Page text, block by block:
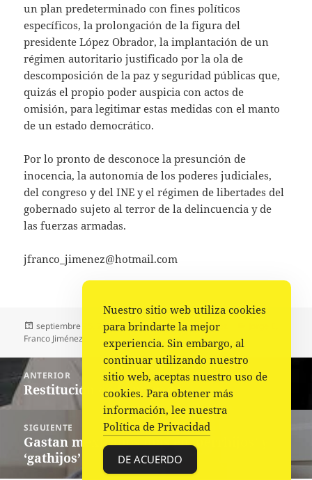
un plan predeterminado con fines políticos
específicos, la prolongación de la figura del
presidente López Obrador, la implantación de un
régimen autoritario justificado por la ola de
descomposición de la paz y seguridad públicas que,
quizás el propio poder auspicia con actos de
omisión, para legitimar estas medidas con el manto
de un estado democrático.
Por lo pronto de desconoce la presunción de
inocencia, la autonomía de los poderes judiciales,
del congreso y del INE y el régimen de libertades del
gobernado sujeto al terror de la delincuencia y de
las fuerzas armadas.
jfranco_jimenez@hotmail.com
Publicado
el
septiembre 25, 2022 Autor
Jorge E. Franco Jiménez
Franco Jiménez
Navegación
de
entradas
ANTERIOR
Entrada
anterior:
Restitución de la morada
SIGUIENTE
Siguiente
entrada:
Gastan mexicanos más en ‘perrhijos’ y
‘gathijos’
Nuestro sitio web utiliza cookies
para brindarte la mejor
experiencia. Sin embargo, al
continuar utilizando nuestro
sitio web, aceptas nuestro uso de
cookies. Para obtener más
información, lee nuestra
Política de Privacidad
DE ACUERDO